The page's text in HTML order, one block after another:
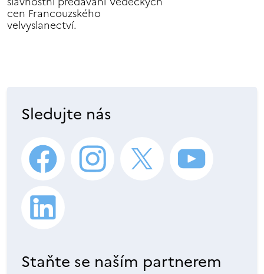
cen Francouzského
velvyslanectví.
Sledujte nás
Staňte se naším partnerem